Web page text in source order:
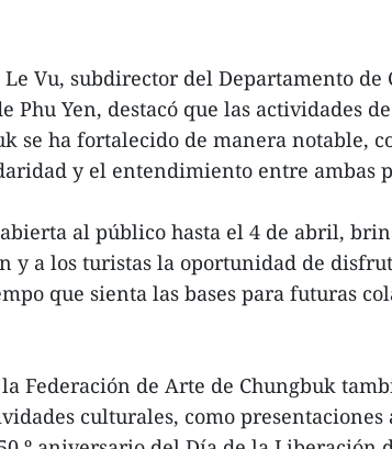
Vu, subdirector del Departamento de
Phu Yen, destacó que las actividades
se ha fortalecido de manera notable,
y el entendimiento entre ambas
al público hasta el 4 de abril,
y a los turistas la oportunidad de
que sienta las bases para futuras
Federación de Arte de Chungbuk
culturales, como presentaciones